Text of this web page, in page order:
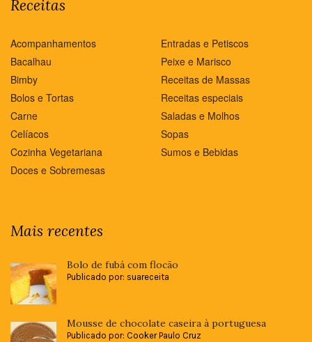
Receitas
Acompanhamentos
Bacalhau
Bimby
Bolos e Tortas
Carne
Celíacos
Cozinha Vegetariana
Doces e Sobremesas
Entradas e Petiscos
Peixe e Marisco
Receitas de Massas
Receitas especiais
Saladas e Molhos
Sopas
Sumos e Bebidas
Mais recentes
Bolo de fubá com flocão
Publicado por: suareceita
Mousse de chocolate caseira à portuguesa
Publicado por: Cooker Paulo Cruz